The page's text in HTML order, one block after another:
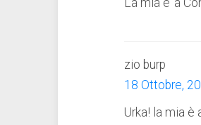
La mia e’ a
zio burp
18 Ottobre,
Urka! la mia